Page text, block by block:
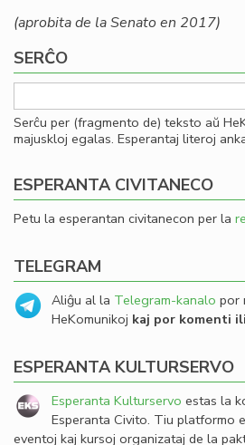
(aprobita de la Senato en 2017)
SERĈO
Serĉu per (fragmento de) teksto aŭ
majuskloj egalas. Esperantaj literoj
ESPERANTA CIVITANECO
Petu la esperantan civitanecon per la
TELEGRAM
Aliĝu al la Telegram-kanalo por
HeKomunikoj kaj por komenti
ESPERANTA KULTURSERVO
Esperanta Kulturservo estas la
Esperanta Civito. Tiu platformo
eventoj kaj kursoj organizataj de la